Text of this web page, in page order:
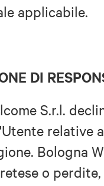
applicabile.
DI
S.r.l.
relative
Bologna
o